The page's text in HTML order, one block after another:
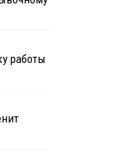
работы